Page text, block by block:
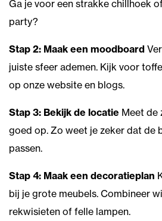
Ga je voor een strakke chillhoek
party?
Stap 2: Maak een moodboard
juiste sfeer ademen. Kijk voor
op onze website en blogs.
Stap 3: Bekijk de locatie Meet de
goed op. Zo weet je zeker dat de
passen.
Stap 4: Maak een decoratieplan
bij je grote meubels. Combineer
rekwisieten of felle lampen.